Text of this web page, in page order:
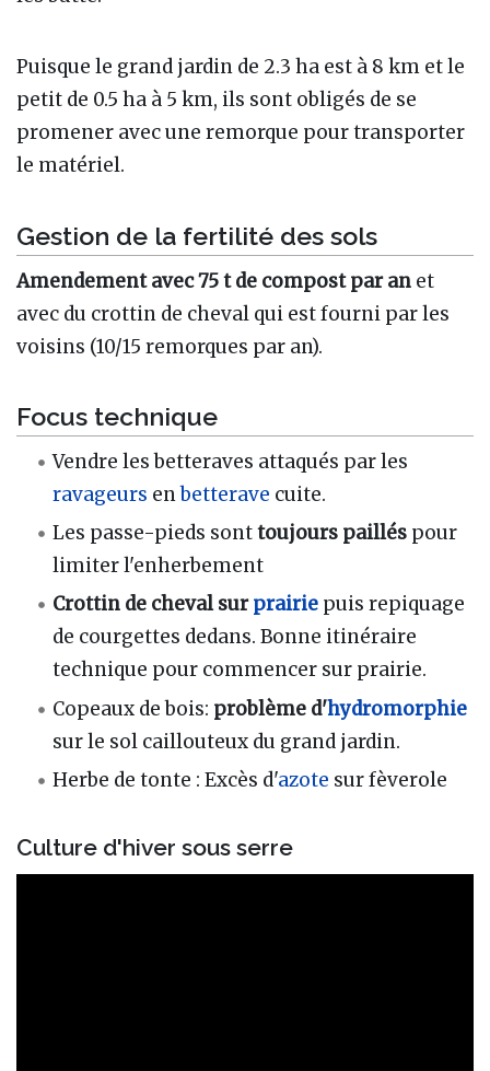
Puisque le grand jardin de 2.3 ha est à 8 km et le
petit de 0.5 ha à 5 km, ils sont obligés de se
promener avec une remorque pour transporter
le matériel.
Gestion de la fertilité des sols
Amendement avec 75 t de compost par an et
avec du crottin de cheval qui est fourni par les
voisins (10/15 remorques par an).
Focus technique
Vendre les betteraves attaqués par les
ravageurs enbetterave cuite.
Les passe-pieds sonttoujours paillés pour
limiter l'enherbement
Crottin de cheval surprairie puis repiquage
de courgettes dedans. Bonne itinéraire
technique pour commencer sur prairie.
Copeaux de bois: problème d'hydromorphie
sur le sol caillouteux du grand jardin.
Herbe de tonte : Excès d'azote sur fèverole
Culture d'hiver sous serre